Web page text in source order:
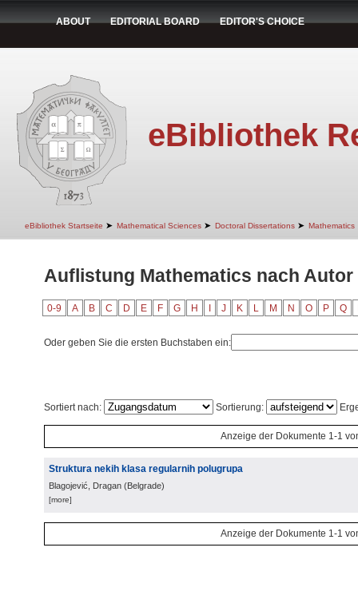
ABOUT EDITORIAL BOARD EDITOR'S CHOICE
eBibliothek
eBibliothek Startseite ➤ Mathematical Sciences ➤ Doctoral Dissertations ➤ Mathematics
Auflistung Mathematics nach
0-9 A B C D E F G H J K L M N O P Q
Oder geben Sie die ersten Buchstaben ein:
Sortiert nach: Sortierung:
Anzeige der Dokumente 1-1
Struktura nekih klasa regularnih polugrupa
Blagojević, Dragan (Belgrade)
[more]
Anzeige der Dokumente 1-1